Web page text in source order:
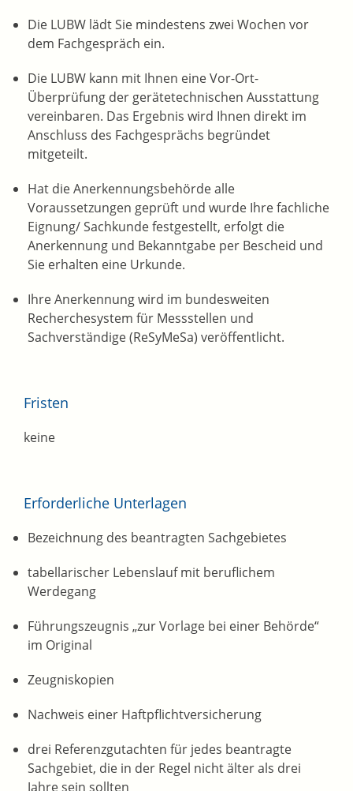
Die LUBW lädt Sie mindestens zwei Wochen vor
dem Fachgespräch ein.
Die LUBW kann mit Ihnen eine Vor-Ort-
Überprüfung der gerätetechnischen Ausstattung
vereinbaren. Das Ergebnis wird Ihnen direkt im
Anschluss des Fachgesprächs begründet
mitgeteilt.
Hat die Anerkennungsbehörde alle
Voraussetzungen geprüft und wurde Ihre fachliche
Eignung/ Sachkunde festgestellt, erfolgt die
Anerkennung und Bekanntgabe per Bescheid und
Sie erhalten eine Urkunde.
Ihre Anerkennung wird im bundesweiten
Recherchesystem für Messstellen und
Sachverständige (ReSyMeSa) veröffentlicht.
Fristen
keine
Erforderliche Unterlagen
Bezeichnung des beantragten Sachgebietes
tabellarischer Lebenslauf mit beruflichem
Werdegang
Führungszeugnis „zur Vorlage bei einer Behörde“
im Original
Zeugniskopien
Nachweis einer Haftpflichtversicherung
drei Referenzgutachten für jedes beantragte
Sachgebiet, die in der Regel nicht älter als drei
Jahre sein sollten